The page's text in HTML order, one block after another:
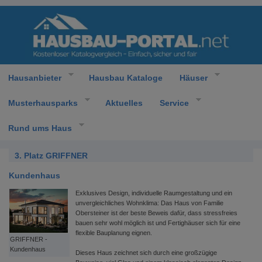
Hausanbieter Hausbau Kataloge Häuser
Musterhausparks Aktuelles Service
Rund ums Haus
3. Platz GRIFFNER
Kundenhaus
GRIFFNER -
Kundenhaus
Exklusives Design, individuelle Raumgestaltung und ein
unvergleichliches Wohnklima: Das Haus von Familie
Obersteiner ist der beste Beweis dafür, dass stressfreies
bauen sehr wohl möglich ist und Fertighäuser sich für eine
flexible Bauplanung eignen.
Dieses Haus zeichnet sich durch eine großzügige